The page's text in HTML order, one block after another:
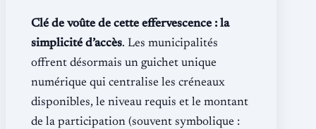
Clé de voûte de cette effervescence : la
simplicité d’accès. Les municipalités
offrent désormais un guichet unique
numérique qui centralise les créneaux
disponibles, le niveau requis et le montant
de la participation (souvent symbolique :